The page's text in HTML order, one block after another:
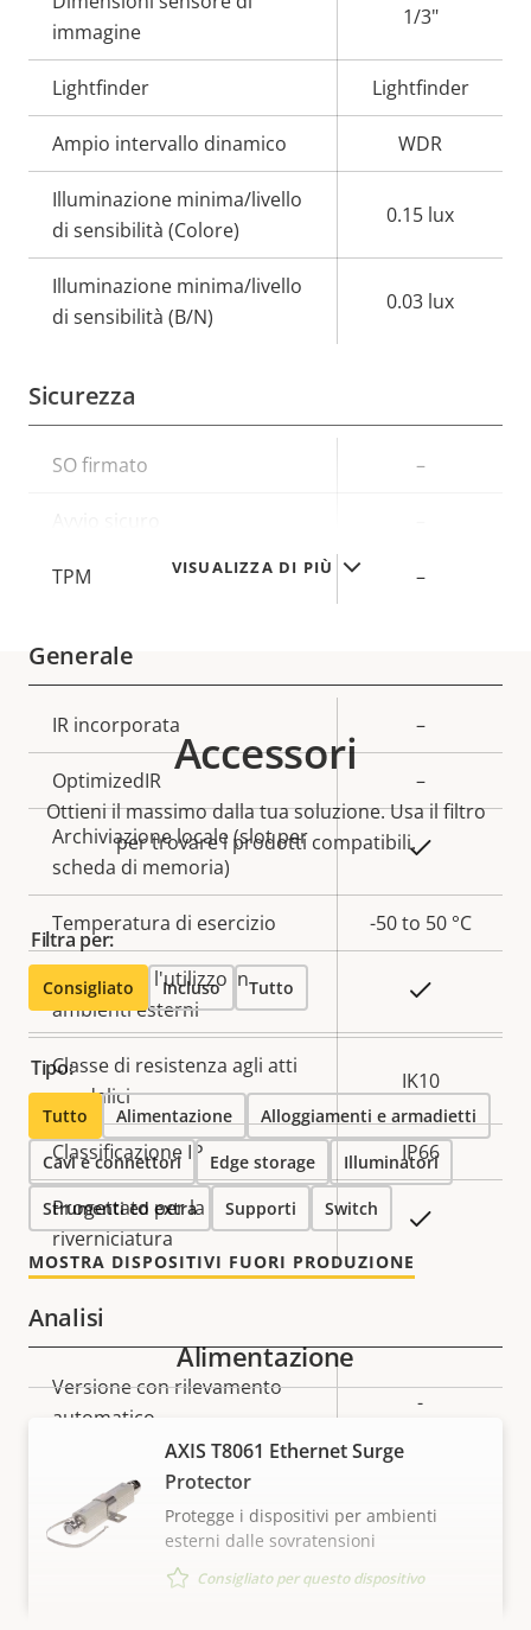
VISUALIZZA DI PIÙ
proprietà proprietà
immagine
1/3"
Lightfinder Lightfinder
Ampio intervallo dinamico WDR
Illuminazione minima/livello
di sensibilità (Colore)
0.15 lux
Illuminazione minima/livello
di sensibilità (B/N)
0.03 lux
Sicurezza
Descrizione
SO firmato –
TPM –
Generale
Descrizione
della
proprietà
della
IR incorporata –
OptimizedIR –
Archiviazione locale (slot per
scheda di memoria)
Temperatura di esercizio -50 to 50 °C
Pronta per l'utilizzo in
ambienti esterni
Classe di resistenza agli atti
vandalici
IK10
Classificazione IP IP66
Progettato per la
riverniciatura
Analisi
Descrizione
della
Valore
proprietà
Versione con rilevamento
automatico
-
Assistenza orientamento
Video
Accessori
Ottieni il massimo dalla tua soluzione. Usa il filtro
per trovare i prodotti compatibili.
Filtra per:
Consigliato Incluso Tutto
Tipo:
Tutto Alimentazione Alloggiamenti e armadietti
Cavi e connettori Edge storage Illuminatori
Strumenti ed extra Supporti Switch
MOSTRA DISPOSITIVI FUORI PRODUZIONE
Alimentazione
AXIS T8061 Ethernet Surge
Protector
Protegge i dispositivi per ambienti
esterni dalle sovratensioni
Consigliato per questo dispositivo